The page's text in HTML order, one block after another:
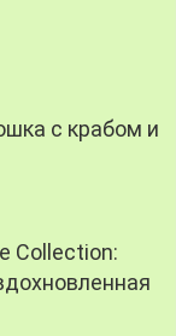
с крабом и
Collection: